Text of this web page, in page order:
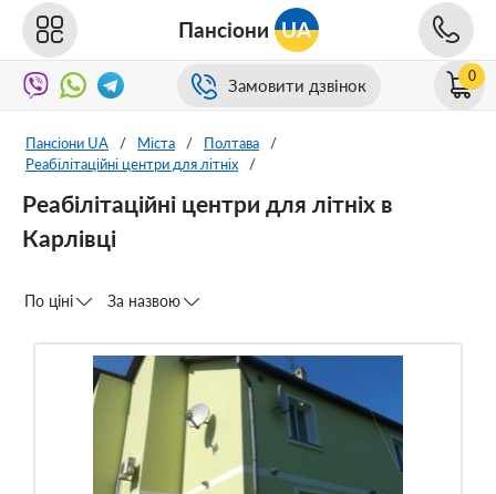
Пансіони UA
Замовити дзвінок 0
Пансіони UA / Міста / Полтава
/
Реабілітаційні центри для літніх
/
Реабілітаційні центри для літніх в
Карлівці
По ціні За назвою